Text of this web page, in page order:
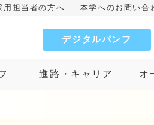
用担当者の方へ 本学へのお問い合
デジタルパンフ
進路・キャリア オ